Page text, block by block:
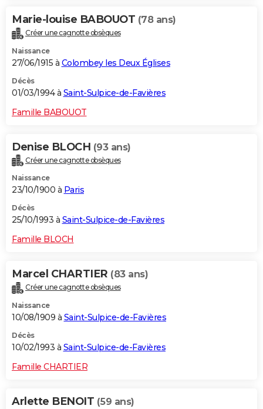
Marie-louise BABOUOT (78 ans)
Créer une cagnotte obsèques
Naissance
27/06/1915 à Colombey les Deux Églises
Décès
01/03/1994 à Saint-Sulpice-de-Favières
Famille BABOUOT
Denise BLOCH (93 ans)
Créer une cagnotte obsèques
Naissance
23/10/1900 à Paris
Décès
25/10/1993 à Saint-Sulpice-de-Favières
Famille BLOCH
Marcel CHARTIER (83 ans)
Créer une cagnotte obsèques
Naissance
10/08/1909 à Saint-Sulpice-de-Favières
Décès
10/02/1993 à Saint-Sulpice-de-Favières
Famille CHARTIER
Arlette BENOIT (59 ans)